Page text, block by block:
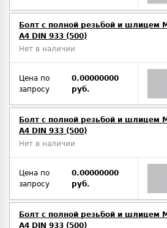
Болт с полной резьбой и шлицем
A4 DIN 933 (500)
Нет в наличии
Цена по
запросу
0.00000000
руб.
Болт с полной резьбой и шлицем
A4 DIN 933 (500)
Нет в наличии
Цена по
запросу
0.00000000
руб.
Болт с полной резьбой и шлицем
A4 DIN 933 (500)